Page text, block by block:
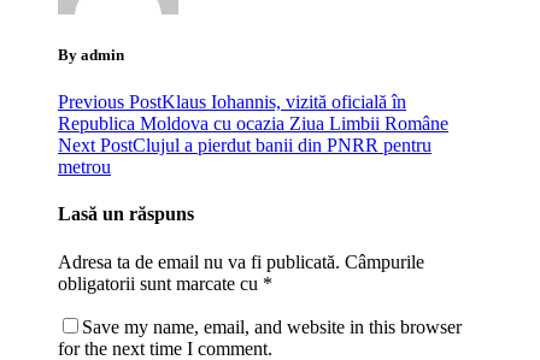
By admin
Previous PostKlaus Iohannis, vizită oficială în
Republica Moldova cu ocazia Ziua Limbii Române
Next PostClujul a pierdut banii din PNRR pentru
metrou
Lasă un răspuns
Adresa ta de email nu va fi publicată. Câmpurile
obligatorii sunt marcate cu *
Save my name, email, and website in this browser
for the next time I comment.